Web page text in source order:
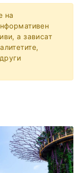
на
а зависат